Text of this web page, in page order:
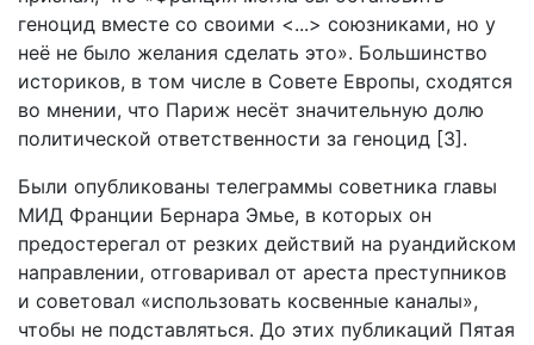
геноцид вместе со своими <...> союзниками, но у
неё не было желания сделать это». Большинство
историков, в том числе в Совете Европы, сходятся
во мнении, что Париж несёт значительную долю
политической ответственности за геноцид [3].
Были опубликованы телеграммы советника главы
МИД Франции Бернара Эмье, в которых он
предостерегал от резких действий на руандийском
направлении, отговаривал от ареста преступников
и советовал «использовать косвенные каналы»,
чтобы не подставляться. До этих публикаций Пятая